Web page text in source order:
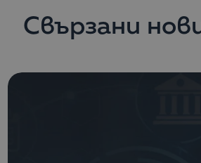
Свързани